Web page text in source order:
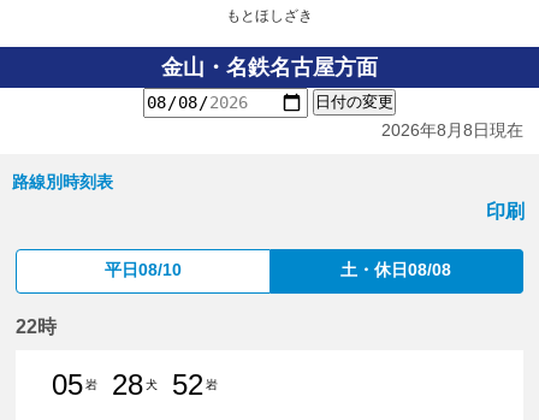
もとほしざき
金山・名鉄名古屋方面
日付の変更
2026年8月8日現在
路線別時刻表
印刷
平日08/10 土・休日08/08
22時
05岩
28犬
52岩